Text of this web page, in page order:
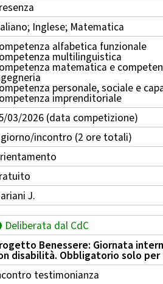
Inglese; Matematica
alfabetica funzionale
multilinguistica
matematica e
personale, sociale e
imprenditoriale
03/2026 (data competizione)
incontro (2 ore totali)
J.
Deliberata dal CdC
Benessere: Giornata
disabilità. Obbligatorio solo per
testimonianza